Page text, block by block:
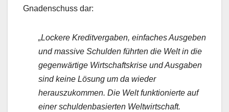
Gnadenschuss dar:
„Lockere Kreditvergaben, einfaches Ausgeben
und massive Schulden führten die Welt in die
gegenwärtige Wirtschaftskrise und Ausgaben
sind keine Lösung um da wieder
herauszukommen. Die Welt funktionierte auf
einer schuldenbasierten Weltwirtschaft.